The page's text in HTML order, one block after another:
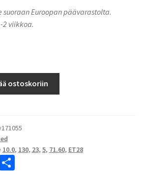
suoraan Euroopan päävarastolta.
2 viikkoa.
ostoskoriin
10.0, 130, 23, 5, 71.60, ET28
S